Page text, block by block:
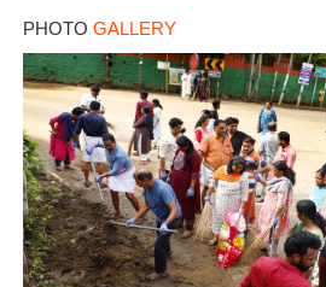
PHOTO GALLERY